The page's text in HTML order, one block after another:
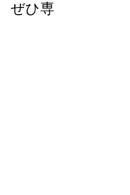
ぜひ専